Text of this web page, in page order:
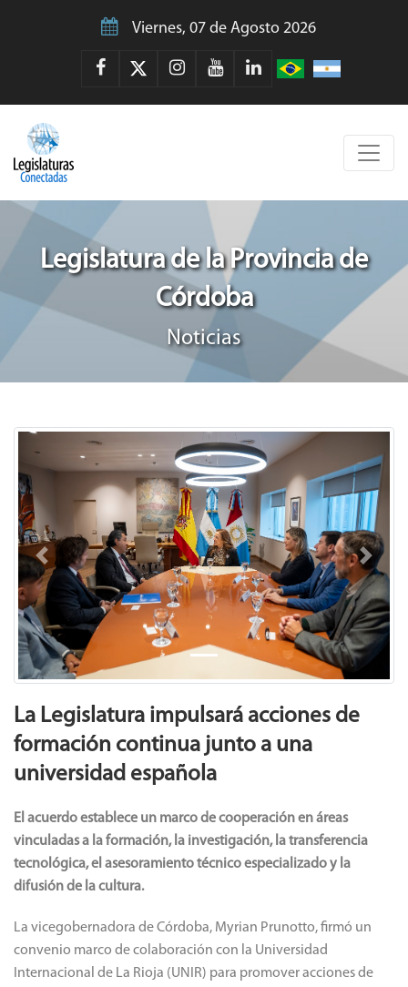
Viernes, 07 de Agosto 2026
Legislatura de la Provincia de
Córdoba
Noticias
Previous Next
La Legislatura impulsará acciones de
formación continua junto a una
universidad española
El acuerdo establece un marco de cooperación en áreas
vinculadas a la formación, la investigación, la transferencia
tecnológica, el asesoramiento técnico especializado y la
difusión de la cultura.
La vicegobernadora de Córdoba, Myrian Prunotto, firmó un
convenio marco de colaboración con la Universidad
Internacional de La Rioja (UNIR) para promover acciones de